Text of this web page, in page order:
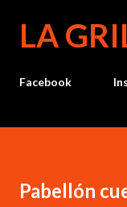
LA
Facebook
Pabellón